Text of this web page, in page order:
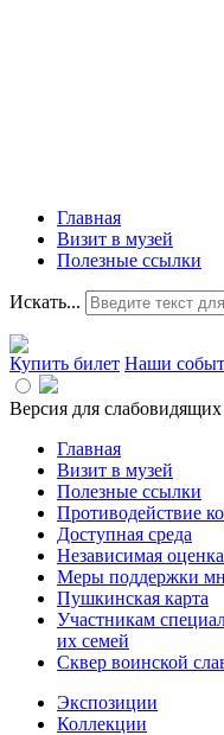
Главная
Визит в музей
Полезные ссылки
Искать...
Купить билет Наши
Версия для слабовидящих
Главная
Визит в музей
Полезные ссылки
Противодействие
Доступная среда
Независимая оценка
Меры поддержки
Пушкинская карта
Участникам
их семей
Сквер воинской
Экспозиции
Коллекции